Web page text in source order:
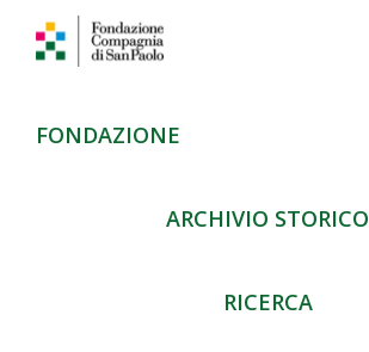
FONDAZIONE
ARCHIVIO STORICO
RICERCA